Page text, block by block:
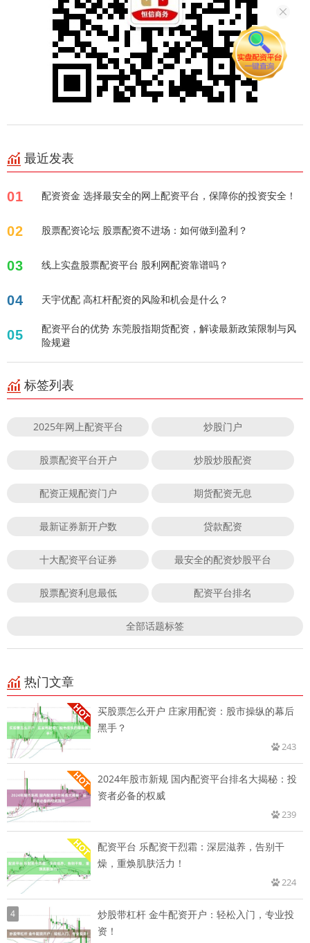
最近发表
01 配资资金 选择最安全的网上配资平台，保障你的投资安全！
02 股票配资论坛 股票配资不进场：如何做到盈利？
03 线上实盘股票配资平台 股利网配资靠谱吗？
04 天宇优配 高杠杆配资的风险和机会是什么？
05
配资平台的优势 东莞股指期货配资，解读最新政策限制与风
险规避
标签列表
2025年网上配资平台 炒股门户
股票配资平台开户 炒股炒股配资
配资正规配资门户 期货配资无息
最新证券新开户数 贷款配资
十大配资平台证券 最安全的配资炒股平台
股票配资利息最低 配资平台排名
全部话题标签
热门文章
买股票怎么开户 庄家用配资：股市操纵的幕后
黑手？
243
2024年股市新规 国内配资平台排名大揭秘：投
资者必备的权威
239
配资平台 乐配资干烈霜：深层滋养，告别干
燥，重焕肌肤活力！
224
4
炒股带杠杆 金牛配资开户：轻松入门，专业投
资！